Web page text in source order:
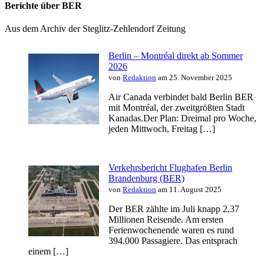
Berichte über BER
Aus dem Archiv der Steglitz-Zehlendorf Zeitung
Berlin – Montréal direkt ab Sommer
2026
von Redaktion am 25. November 2025
Air Canada verbindet bald Berlin BER
mit Montréal, der zweitgrößten Stadt
Kanadas.Der Plan: Dreimal pro Woche,
jeden Mittwoch, Freitag […]
Verkehrsbericht Flughafen Berlin
Brandenburg (BER)
von Redaktion am 11. August 2025
Der BER zählte im Juli knapp 2,37
Millionen Reisende. Am ersten
Ferienwochenende waren es rund
394.000 Passagiere. Das entsprach
einem […]